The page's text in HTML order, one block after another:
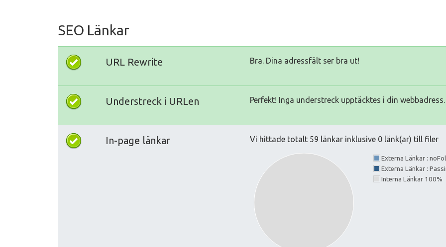
SEO Länkar
URL Rewrite Bra. Dina adressfält ser bra ut!
Understreck i URLen Perfekt! Inga understreck upptäcktes i din webbadress.
In-page länkar Vi hittade totalt 59 länkar inklusive 0 länk(ar) till filer
Externa Länkar :
Externa Länkar :
Interna Länkar 100%